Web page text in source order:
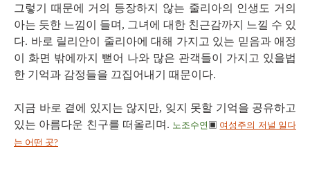
그렇기 때문에 거의 등장하지 않는 줄리아의 인생도 거의
아는 듯한 느낌이 들며, 그녀에 대한 친근감까지 느낄 수 있
다. 바로 릴리안이 줄리아에 대해 가지고 있는 믿음과 애정
이 화면 밖에까지 뻗어 나와 많은 관객들이 가지고 있을법
한 기억과 감정들을 끄집어내기 때문이다.
지금 바로 곁에 있지는 않지만, 잊지 못할 기억을 공유하고
있는 아름다운 친구를 떠올리며. 노조수연 ▣ 여성주의 저널 일다
는 어떤 곳?